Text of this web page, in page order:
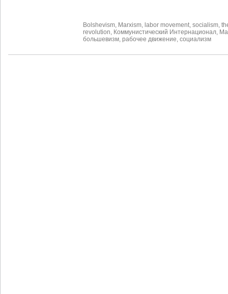
Bolshevism Marxism labor movement socialism
revolution Коммунистический Интернационал
большевизм рабочее движение социализм